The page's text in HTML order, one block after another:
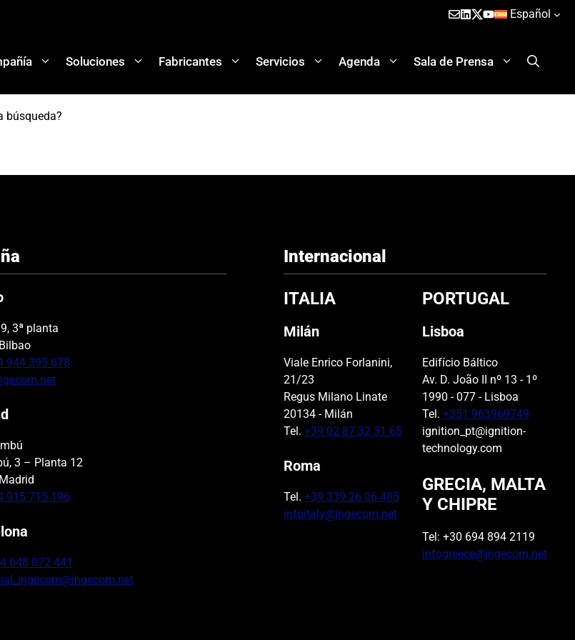
Español
Soluciones Fabricantes Servicios Agenda Sala de Prensa
búsqueda?
3ª planta
944 395 678
3 – Planta 12
915 715 196
648 072 441
Internacional
ITALIA
Milán
Viale Enrico Forlanini,
21/23
Regus Milano Linate
20134 - Milán
Tel. +39 02 87 32 31 65
Roma
Tel. +39 339 26 06 485
infoitaly@ingecom.net
PORTUGAL
Lisboa
Edifício Báltico
Av. D. João II nº 13 - 1º
1990 - 077 - Lisboa
Tel. +351 963969749
ignition_pt@ignition-
technology.com
GRECIA, MALTA
Y CHIPRE
Tel: +30 694 894 2119
infogreece@ingecom.net